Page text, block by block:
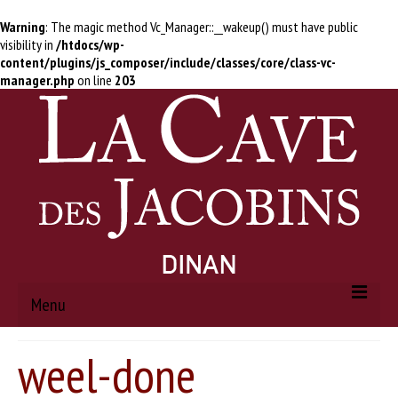
Warning: The magic method Vc_Manager::__wakeup() must have public
visibility in /htdocs/wp-
content/plugins/js_composer/include/classes/core/class-vc-
manager.php on line 203
Menu
À PROPOS
weel-done